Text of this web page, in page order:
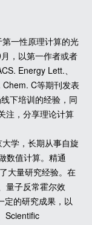
一性原理计算的光
，以第一作者或者
Energy Lett.、
C等期刊发表
下培训的经验，同
注，分享理论计算
学，长期从事自旋
数值计算。精通
大量研究经验。在
量子反常霍尔效
定的研究成果，以
Scientific